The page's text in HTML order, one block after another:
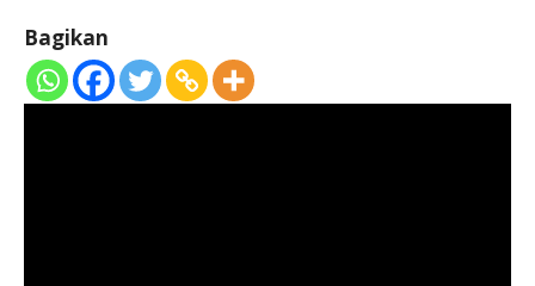
Bagikan